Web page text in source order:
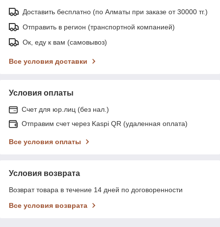
Доставить бесплатно (по Алматы при заказе от 30000 тг.)
Отправить в регион (транспортной компанией)
Ок, еду к вам (самовывоз)
Все условия доставки
Условия оплаты
Счет для юр.лиц (без нал.)
Отправим счет через Kaspi QR (удаленная оплата)
Все условия оплаты
Условия возврата
Возврат товара в течение 14 дней по договоренности
Все условия возврата